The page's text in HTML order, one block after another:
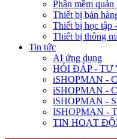
Phần mềm quản
Thiết bị bán
Thiết bị học tập
Thiết bị thông
Tin tức
AI ứng dụng
HỎI ĐÁP - TƯ
iSHOPMAN -
iSHOPMAN -
iSHOPMAN -
ISHOPMAN -
TIN HOẠT